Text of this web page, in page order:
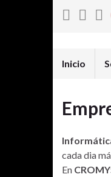
Inicio
cada dia
En